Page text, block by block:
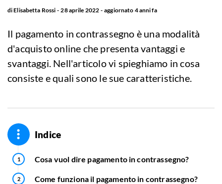
diElisabetta Rossi 28 aprile 2022 aggiornato 4 anni fa
Il pagamento in contrassegno è una modalità
d'acquisto online che presenta vantaggi e
svantaggi. Nell'articolo vi spieghiamo in cosa
consiste e quali sono le sue caratteristiche.
Indice
Cosa vuol dire pagamento in contrassegno?
Come funziona il pagamento in contrassegno?